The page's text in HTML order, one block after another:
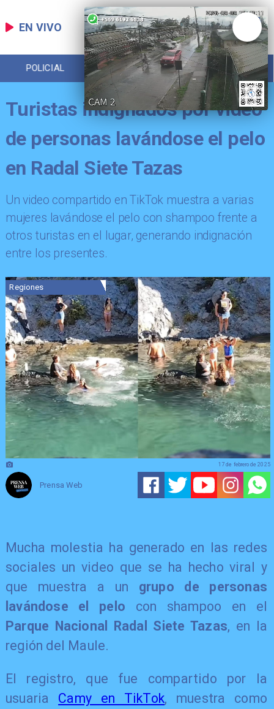
EN VIVO
POLICIAL REGIONAL ECONOMÍA
Turistas indignados por video
de personas lavándose el pelo
en Radal Siete Tazas
Un video compartido en TikTok muestra a varias
mujeres lavándose el pelo con shampoo frente a
otros turistas en el lugar, generando indignación
entre los presentes.
Regiones
Prensa Web
17 de febrero de 2025
Mucha molestia ha generado en las redes
sociales un video que se ha hecho viral y
que muestra a un grupo de personas
lavándose el pelo con shampoo en el
Parque Nacional Radal Siete Tazas, en la
región del Maule.
El registro, que fue compartido por la
usuaria Camy en TikTok, muestra como